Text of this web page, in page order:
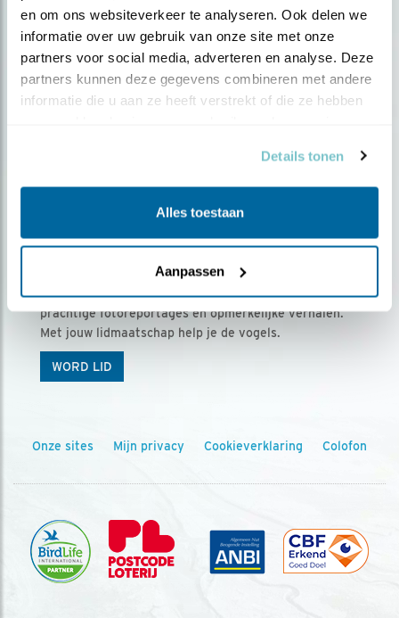
en om ons websiteverkeer te analyseren. Ook delen we
informatie over uw gebruik van onze site met onze
partners voor social media, adverteren en analyse. Deze
partners kunnen deze gegevens combineren met andere
informatie die u aan ze heeft verstrekt of die ze hebben
Details tonen
Alles toestaan
Aanpassen
Ontvang 5 x Vogels voor € 36,00 per jaar
Vogels is het tijdschrift voor onze leden, met
prachtige fotoreportages en opmerkelijke verhalen.
Met jouw lidmaatschap help je de vogels.
WORD LID
Onze sites Mijn privacy Cookieverklaring Colofon